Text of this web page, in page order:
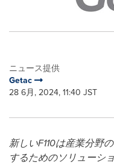
ニュース提供
Getac
28 6月, 2024, 11:40 JST
新しいF110は産業分野
するためのソリューシ